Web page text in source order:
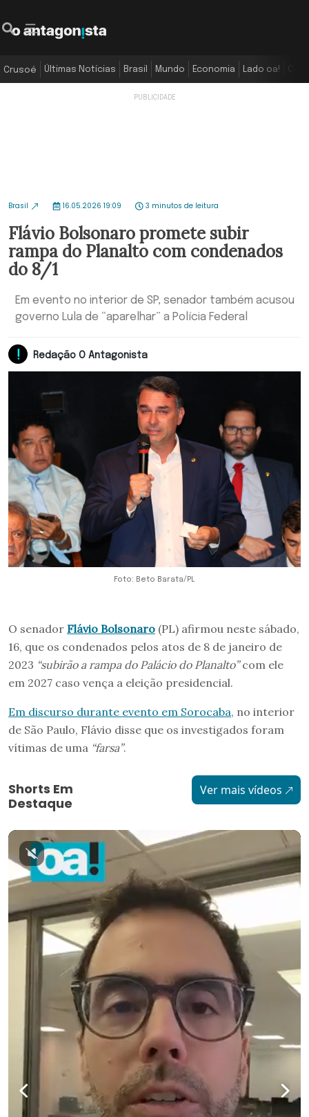
Crusoé Últimas Notícias Brasil Mundo Economia Lado oa!
Brasil 16.05.2026 19:09 3 minutos de leitura
Flávio Bolsonaro promete subir
rampa do Planalto com condenados
do 8/1
Em evento no interior de SP, senador também acusou
governo Lula de “aparelhar” a Polícia Federal
Redação O Antagonista
Foto: Beto Barata/PL
O senador Flávio Bolsonaro (PL) afirmou neste sábado,
16, que os condenados pelos atos de 8 de janeiro de
2023 “subirão a rampa do Palácio do Planalto”com ele
em 2027 caso vença a eleição presidencial.
Em discurso durante evento em Sorocaba, no interior
de São Paulo, Flávio disse que os investigados foram
vítimas de uma “farsa”.
Shorts Em
Destaque
Ver mais vídeos